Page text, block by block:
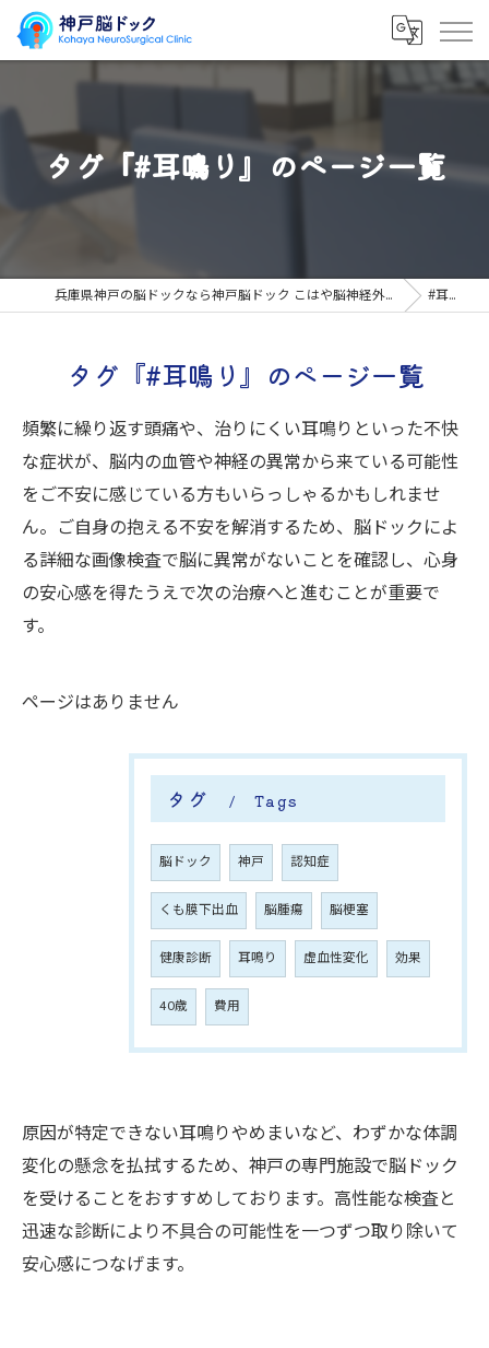
タグ『#耳鳴り』のページ一覧
兵庫県神戸の脳ドックなら神戸脳ドック こはや脳神経外科クリニック #耳鳴り
タグ『#耳鳴り』のページ一覧
頻繁に繰り返す頭痛や、治りにくい耳鳴りといった不快
な症状が、脳内の血管や神経の異常から来ている可能性
をご不安に感じている方もいらっしゃるかもしれませ
ん。ご自身の抱える不安を解消するため、脳ドックによ
る詳細な画像検査で脳に異常がないことを確認し、心身
の安心感を得たうえで次の治療へと進むことが重要で
す。
ページはありません
タグ Tags
脳ドック 神戸 認知症
くも膜下出血 脳腫瘍 脳梗塞
健康診断 耳鳴り ‌虚血性変化 効果
40歳 費用
原因が特定できない耳鳴りやめまいなど、わずかな体調
変化の懸念を払拭するため、神戸の専門施設で脳ドック
を受けることをおすすめしております。高性能な検査と
迅速な診断により不具合の可能性を一つずつ取り除いて
安心感につなげます。